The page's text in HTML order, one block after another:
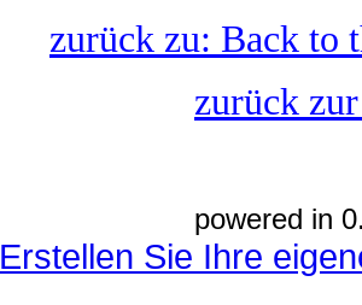
zurück zu: Back to
zurück
powered in
Erstellen Sie Ihre